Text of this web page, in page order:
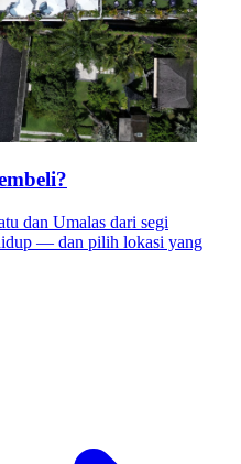
dan Umalas dari segi
— dan pilih lokasi yang